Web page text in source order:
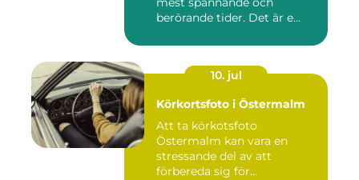
berörande tider. Det är e...
10. jul
Körkortsfoto i Östermalm
Att ta körkotsfoto
Östermalm kan vara en
stressande del av att
förbereda sig för...